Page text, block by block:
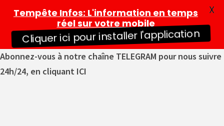
Abonnez-vous à notre chaîne TELEGRAM pour nous suivre
24h/24, en cliquant ICI
Tempête Infos: L'information en temps
réel sur votre mobile
Cliquer ici pour installer l'application
X